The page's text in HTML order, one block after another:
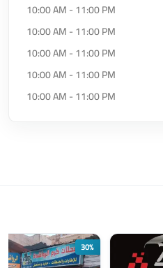
10:00 AM - 11:00 PM
10:00 AM - 11:00 PM
10:00 AM - 11:00 PM
10:00 AM - 11:00 PM
10:00 AM - 11:00 PM
30%